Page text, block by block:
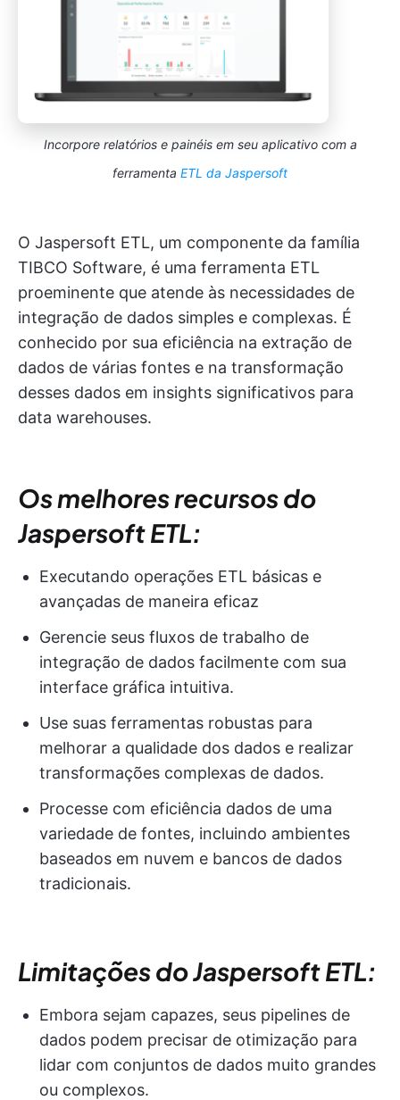
Incorpore relatórios e painéis em seu aplicativo com a
ferramenta ETL da Jaspersoft
O Jaspersoft ETL, um componente da família
TIBCO Software, é uma ferramenta ETL
proeminente que atende às necessidades de
integração de dados simples e complexas. É
conhecido por sua eficiência na extração de
dados de várias fontes e na transformação
desses dados em insights significativos para
data warehouses.
Os melhores recursos do
Jaspersoft ETL:
Executando operações ETL básicas e
avançadas de maneira eficaz
Gerencie seus fluxos de trabalho de
integração de dados facilmente com sua
interface gráfica intuitiva.
Use suas ferramentas robustas para
melhorar a qualidade dos dados e realizar
transformações complexas de dados.
Processe com eficiência dados de uma
variedade de fontes, incluindo ambientes
baseados em nuvem e bancos de dados
tradicionais.
Limitações do Jaspersoft ETL:
Embora sejam capazes, seus pipelines de
dados podem precisar de otimização para
lidar com conjuntos de dados muito grandes
ou complexos.